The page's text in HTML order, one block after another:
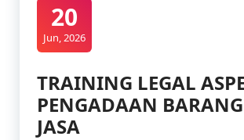
20
Jun, 2026
TRAINING LEGAL
PENGADAAN
JASA